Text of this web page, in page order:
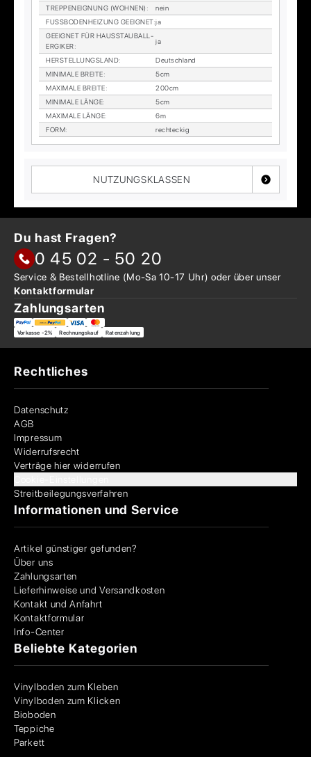
TREP­PEN­EIG­NUNG (WOH­NEN) :
nein
FUSS­BO­DEN­HEI­ZUNG GE­EIG­NET:ja
GE­EIG­NET FÜR HAUS­STAUB­ALL­
ER­GI­KER:
ja
HER­STEL­LUNGS­LAND:
Deutsch­land
MI­NI­MA­LE BREI­TE:
5cm
MA­XI­MA­LE BREI­TE:
200cm
MI­NI­MA­LE LÄN­GE:
5cm
MA­XI­MA­LE LÄN­GE:
6m
FORM: recht­eckig
NUTZUNGSKLASSEN
Du hast Fragen?
0 45 02 - 50 20
Service & Bestellhotline (Mo-Sa 10-17 Uhr) oder überunser
Kontaktformular
Zahlungsarten
Vorkasse -2% Rechnungskauf Ratenzahlung
Rechtliches
Datenschutz
AGB
Impressum
Widerrufsrecht
Verträge hier widerrufen
Streitbeilegungsverfahren
Informationen und Service
Artikel günstiger gefunden?
Über uns
Zahlungsarten
Lieferhinweise und Versandkosten
Kontakt und Anfahrt
Kontaktformular
Info-Center
Beliebte Kategorien
Vinylboden zum Kleben
Vinylboden zum Klicken
Bioboden
Teppiche
Parkett